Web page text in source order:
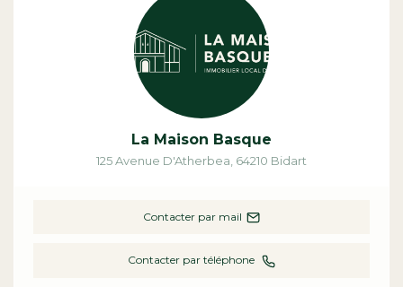
La Maison Basque
125 Avenue D'Atherbea 64210 Bidart
Contacter par mail
Contacter par téléphone